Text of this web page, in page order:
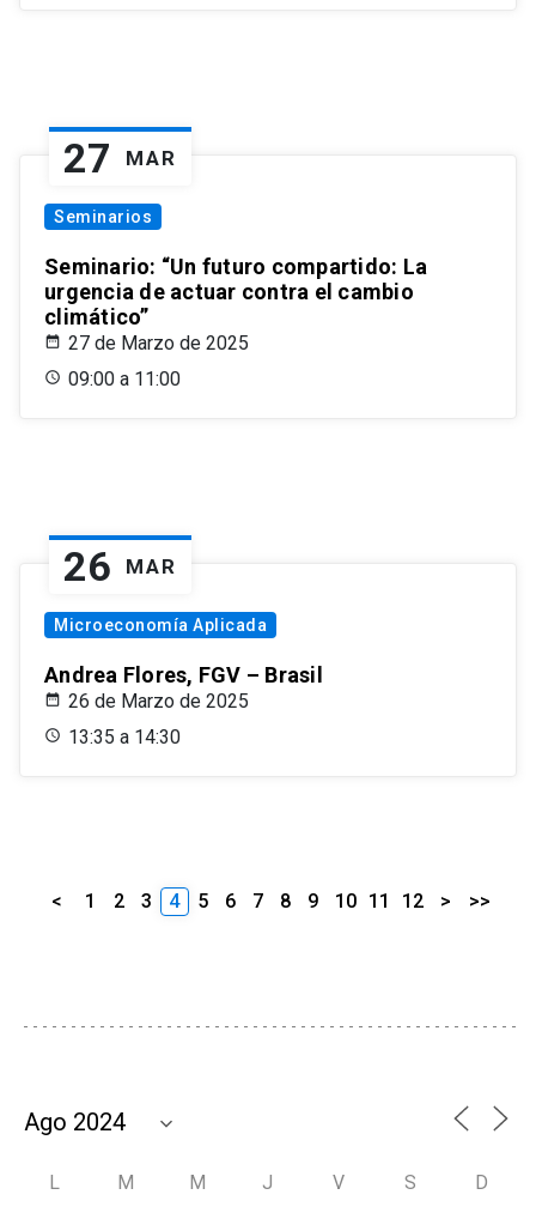
27 MAR
Seminarios
Seminario: “Un futuro compartido: La
urgencia de actuar contra el cambio
climático”
27 de Marzo de 2025
09:00 a 11:00
26 MAR
Microeconomía Aplicada
Andrea Flores, FGV – Brasil
26 de Marzo de 2025
13:35 a 14:30
< 1 2 3 4 5 6 7 8 9 10 11 12 > >>
L M M J V S D